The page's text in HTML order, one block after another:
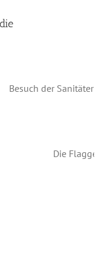
Besuch der
Die